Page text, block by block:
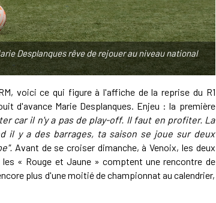
Desplanques rêve de rejouer au niveau national
voici ce qui figure à l'affiche de la reprise du R1
d'avance Marie Desplanques. Enjeu : la première
car il n'y a pas de play-off. Il faut en profiter. La
il y a des barrages, ta saison se joue sur deux
Avant de se croiser dimanche, à Venoix, les deux
« Rouge et Jaune » comptent une rencontre de
plus d'une moitié de championnat au calendrier,